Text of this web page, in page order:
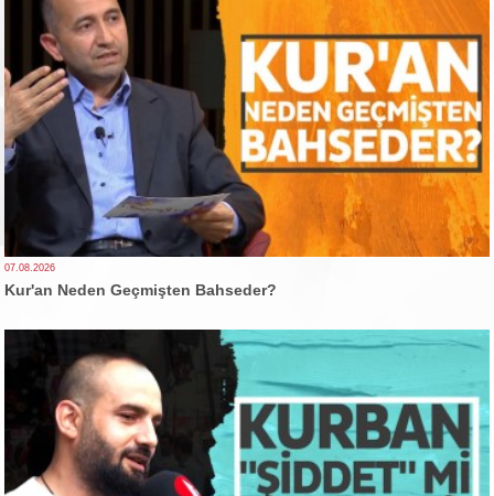
07.08.2026
Kur'an Neden Geçmişten Bahseder?